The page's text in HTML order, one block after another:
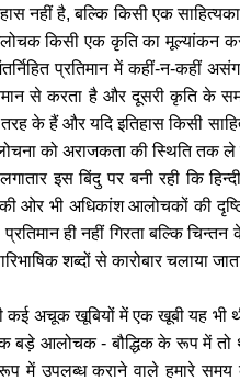
नहीं है, बल्कि किसी एक
किसी एक कृति का मूल्यांकन
प्रतिमान में कहीं-न-कहीं
से करता है और दूसरी कृति के
तरह के हैं और यदि इतिहास किसी
को अराजकता की स्थिति तक ले
इस बिंदु पर बनी रही कि
ओर भी अधिकांश आलोचकों की
ही नहीं गिरता बल्कि
शब्दों से कारोबार चलाया
कई अचूक खूबियों में एक खूबी यह भी
बड़े आलोचक - बौद्धिक के रूप में तो
में उपलब्ध कराने वाले हमारे समय